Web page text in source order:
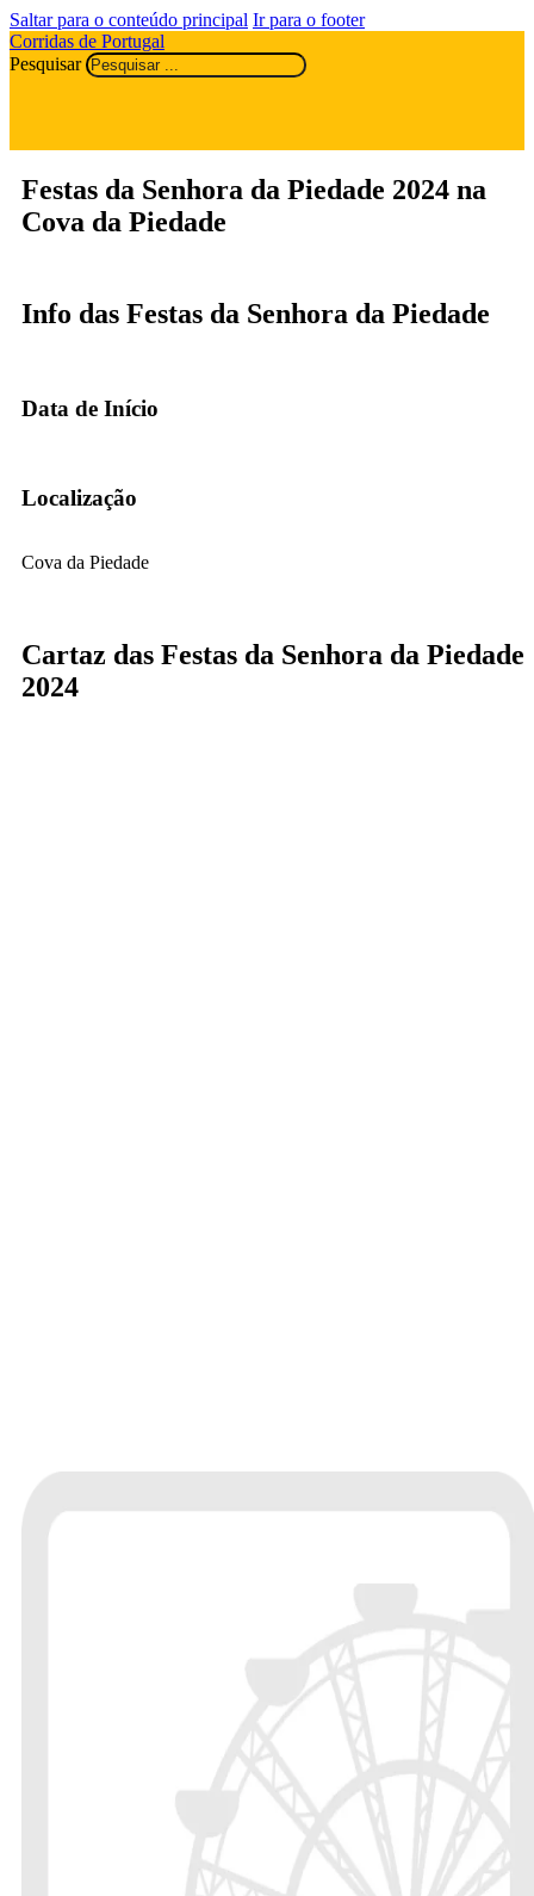
Saltar para o conteúdo principal Ir para o footer
Corridas de Portugal
Pesquisar
Festas da Senhora da Piedade 2024 na
Cova da Piedade
Info das Festas da Senhora da Piedade
Data de Início
Localização
Cova da Piedade
Cartaz das Festas da Senhora da Piedade
2024